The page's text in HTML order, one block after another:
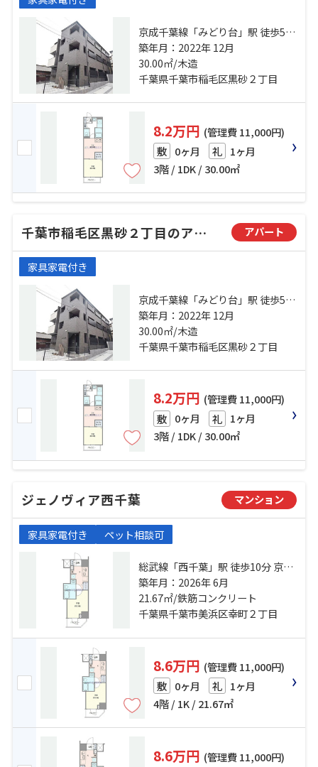
京成千葉線「みどり台」駅 徒歩5分
総武線「西千葉」駅 徒歩15分 京成
千葉線「西登戸」駅 徒歩17分
築年月：2022年 12月
30.00㎡/木造
千葉県千葉市稲毛区黒砂２丁目
8.2万円 (管理費 11,000円)
敷 0ヶ月 礼 1ヶ月
3階 / 1DK / 30.00㎡
千葉市稲毛区黒砂２丁目のアパート アパート
家具家電付き
京成千葉線「みどり台」駅 徒歩5分
総武線「西千葉」駅 徒歩15分 京成
千葉線「西登戸」駅 徒歩17分
築年月：2022年 12月
30.00㎡/木造
千葉県千葉市稲毛区黒砂２丁目
8.2万円 (管理費 11,000円)
敷 0ヶ月 礼 1ヶ月
3階 / 1DK / 30.00㎡
ジェノヴィア西千葉 マンション
家具家電付き ペット相談可
総武線「西千葉」駅 徒歩10分 京成
千葉線「西登戸」駅 徒歩10分 京成
千葉線「みどり台」駅 徒歩13分
築年月：2026年 6月
21.67㎡/鉄筋コンクリート
千葉県千葉市美浜区幸町２丁目
8.6万円 (管理費 11,000円)
敷 0ヶ月 礼 1ヶ月
4階 / 1K / 21.67㎡
8.6万円 (管理費 11,000円)